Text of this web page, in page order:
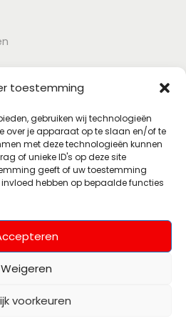
toestemming
gebruiken wij technologieën
over je apparaat op te slaan en/of te
met deze technologieën kunnen
of unieke ID's op deze site
geeft of uw toestemming
hebben op bepaalde functies
Weigeren
voorkeuren